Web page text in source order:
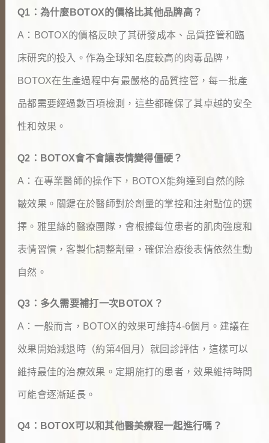
Q1：為什麼BOTOX的價格比其他品牌高？
A：BOTOX的價格反映了其研發成本、品質控管和臨
床研究的投入。作為全球知名度較高的肉毒品牌，
BOTOX在生產過程中有最嚴格的品質控管，每一批產
品都需要經過數百項檢測，這些都確保了其卓越的安全
性和效果。
Q2：BOTOX會不會讓表情變得僵硬？
A：在專業醫師的操作下，BOTOX能夠達到自然的除
皺效果。關鍵在於醫師對於劑量的掌控和注射點位的選
擇。雅里絲的醫療團隊，會根據每位患者的肌肉強度和
表情習慣，客製化調整劑量，確保治療後表情依然生動
自然。
Q3：多久需要補打一次BOTOX？
A：一般而言，BOTOX的效果可維持4-6個月。建議在
效果開始減退時（約第4個月）就回診評估，這樣可以
維持最佳的治療效果。定期施打的患者，效果維持時間
可能會逐漸延長。
Q4：BOTOX可以和其他醫美療程一起進行嗎？